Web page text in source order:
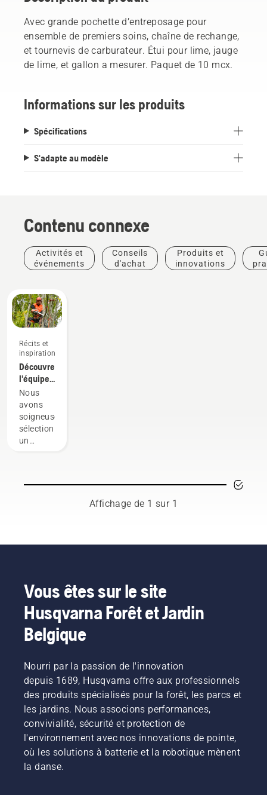
Avec grande pochette d’entreposage pour
ensemble de premiers soins, chaîne de rechange,
et tournevis de carburateur. Étui pour lime, jauge
de lime, et gallon a mesurer. Paquet de 10 mcx.
Informations sur les produits
Spécifications
S'adapte au modèle
Contenu connexe
Activités et
événements
Conseils
d'achat
Produits et
innovations
Récits et
inspiration
Découvrez
l'équipe
H
Husqvarna,
nos
utilisateurs
les plus
Nous
avons
soigneusement
sélectionné
un
hautement
dans le
monde.
Ils
constituent
notre
équipe H,
sont nos
utilisateurs
les plus
exigeants.
Affichage de 1 sur 1
Vous êtes sur le site
Husqvarna Forêt et Jardin
Belgique
Nourri par la passion de l'innovation
depuis 1689, Husqvarna offre aux professionnels
des produits spécialisés pour la forêt, les parcs et
les jardins. Nous associons performances,
convivialité, sécurité et protection de
l'environnement avec nos innovations de pointe,
où les solutions à batterie et la robotique mènent
la danse.